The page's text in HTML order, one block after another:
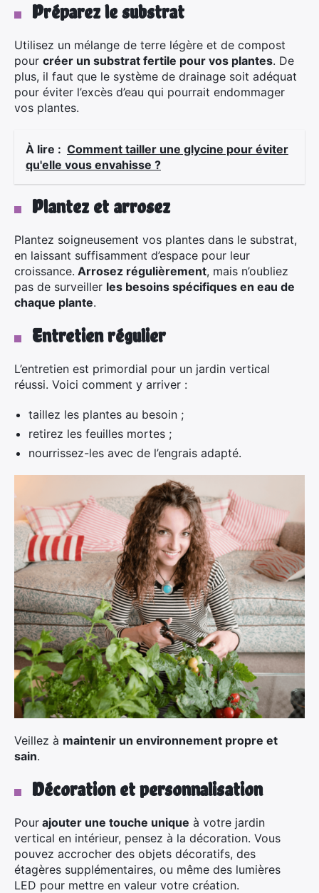
Préparez le substrat
Utilisez un mélange de terre légère et de compost
pour créer un substrat fertile pour vos plantes. De
plus, il faut que le système de drainage soit adéquat
pour éviter l’excès d’eau qui pourrait endommager
vos plantes.
À lire : Comment tailler une glycine pour éviter
qu'elle vous envahisse ?
Plantez et arrosez
Plantez soigneusement vos plantes dans le substrat,
en laissant suffisamment d’espace pour leur
croissance. Arrosez régulièrement, mais n’oubliez
pas de surveiller les besoins spécifiques en eau de
chaque plante.
Entretien régulier
L’entretien est primordial pour un jardin vertical
réussi. Voici comment y arriver :
taillez les plantes au besoin ;
retirez les feuilles mortes ;
nourrissez-les avec de l’engrais adapté.
Veillez à maintenir un environnement propre et
sain.
Décoration et personnalisation
Pour ajouter une touche unique à votre jardin
vertical en intérieur, pensez à la décoration. Vous
pouvez accrocher des objets décoratifs, des
étagères supplémentaires, ou même des lumières
LED pour mettre en valeur votre création.
×
Rechercher